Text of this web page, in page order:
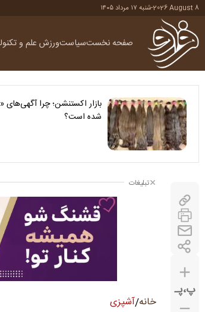
2026 August 8
-شنبه ۱۷ مرداد ۱۴۰۵
صفحه نخستسیاستورزش علم و
بازار اکستنشن؛ چرا
شده است؟
پ،پـ
تبلیغات
خانه/آشپزی